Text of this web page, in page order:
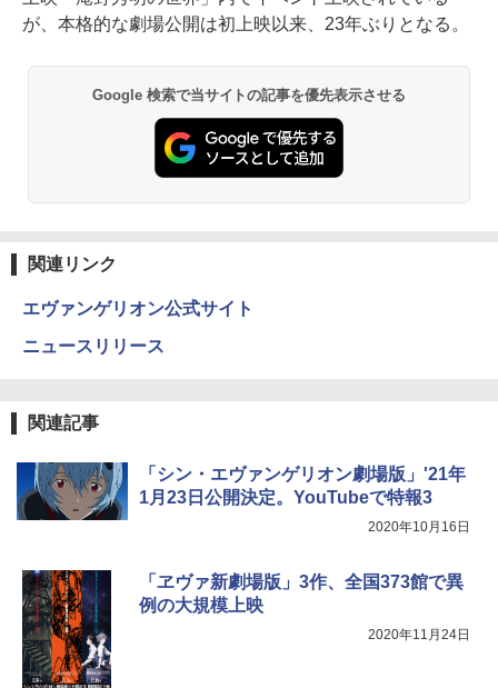
が、本格的な劇場公開は初上映以来、23年ぶりとなる。
Google 検索で当サイトの記事を優先表示させる
関連リンク
エヴァンゲリオン公式サイト
ニュースリリース
関連記事
「シン・エヴァンゲリオン劇場版」'21年
1月23日公開決定。YouTubeで特報3
2020年10月16日
「ヱヴァ新劇場版」3作、全国373館で異
例の大規模上映
2020年11月24日